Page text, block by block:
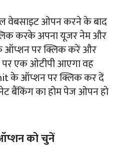
वेबसाइट ओपन करने के बाद
करके अपना यूजर नेम और
ऑप्शन पर क्लिक करें और
पर एक ओटीपी आएगा वह
के ऑप्शन पर क्लिक कर दें
बैंकिंग का होम पेज ओपन हो
को चुनें